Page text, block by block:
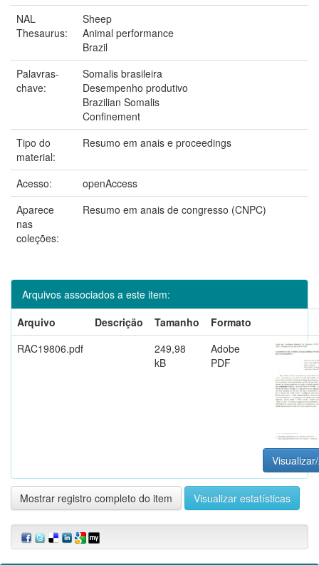
NAL
Thesaurus:
Sheep
Animal performance
Brazil
Palavras-
chave:
Somalis brasileira
Desempenho produtivo
Brazilian Somalis
Confinement
Tipo do
material:
Resumo em anais e proceedings
Acesso:
openAccess
Aparece
nas
coleções:
Resumo em anais de congresso (CNPC)
Arquivos associados a este item:
Arquivo
Descrição Tamanho
Formato
RAC19806.pdf
249,98
kB
Adobe
PDF
Mostrar registro completo do item Visualizar estatísticas